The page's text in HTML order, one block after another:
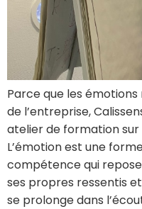
Parce que les
de l’entreprise,
atelier de formation sur
L’émotion est une
compétence qui
ses propres ressentis
se prolonge dans